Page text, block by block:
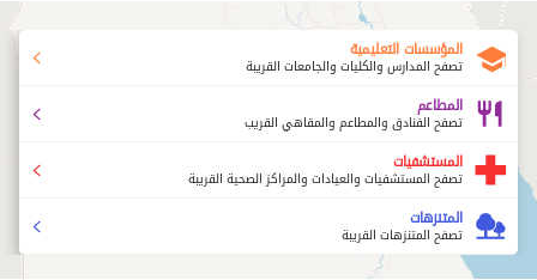
المؤسسات التعليمية
تصفح المدارس والكليات والجامعات القريبة
المطاعم
تصفح الفنادق والمطاعم والمقاهي القريب
المستشفيات
تصفح المستشفيات والعيادات والمراكز الصحية القريبة
المتنزهات
تصفح المتنزهات القريبة